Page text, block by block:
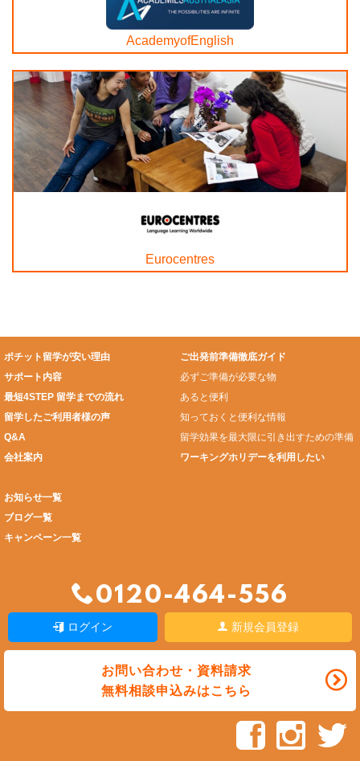
AcademyofEnglish
Eurocentres
ポチット留学が安い理由
サポート内容
最短4STEP 留学までの流れ
留学したご利用者様の声
Q&A
会社案内
ご出発前準備徹底ガイド
必ずご準備が必要な物
あると便利
知っておくと便利な情報
留学効果を最大限に引き出すための準備
ワーキングホリデーを利用したい
お知らせ一覧
ブログ一覧
キャンペーン一覧
0120-464-556
ログイン 新規会員登録
お問い合わせ・資料請求
無料相談申込みはこちら